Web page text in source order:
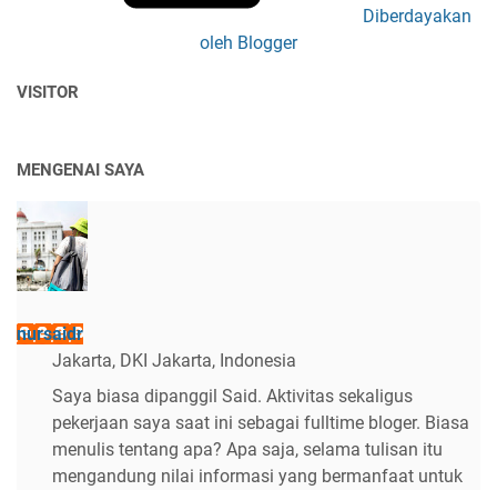
Diberdayakan
oleh Blogger
VISITOR
MENGENAI SAYA
nursaidr
Jakarta, DKI Jakarta, Indonesia
Saya biasa dipanggil Said. Aktivitas sekaligus
pekerjaan saya saat ini sebagai fulltime bloger. Biasa
menulis tentang apa? Apa saja, selama tulisan itu
mengandung nilai informasi yang bermanfaat untuk